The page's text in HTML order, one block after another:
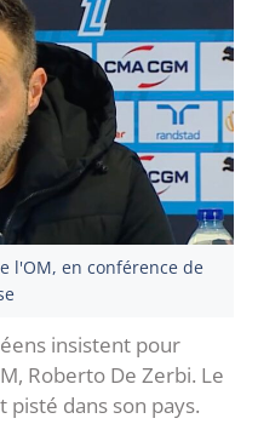
l'OM, en conférence de
insistent pour
Roberto De Zerbi. Le
dans son pays.